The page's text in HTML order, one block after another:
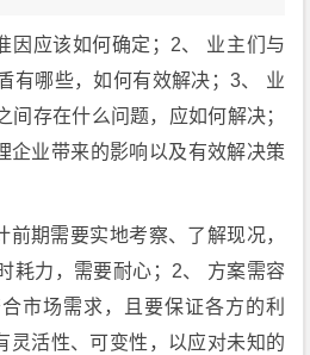
因应该如何确定；2、 业主们与
有哪些，如何有效解决；3、 业
间存在什么问题，应如何解决；
企业带来的影响以及有效解决策
前期需要实地考察、了解现况，
耗力，需要耐心；2、 方案需容
市场需求，且要保证各方的利
灵活性、可变性，以应对未知的